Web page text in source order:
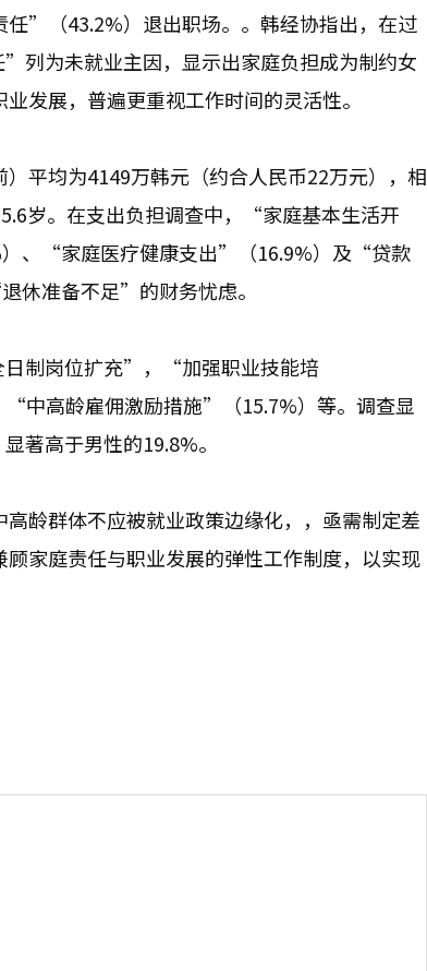
”（43.2%）退出职场。。韩经协指出，在过
列为未就业主因，显示出家庭负担成为制约女
发展，普遍更重视工作时间的灵活性。
平均为4149万韩元（约合人民币22万元），相
岁。在支出负担调查中，“家庭基本生活开
、“家庭医疗健康支出”（16.9%）及“贷款
休准备不足”的财务忧虑。
日制岗位扩充”，“加强职业技能培
中高龄雇佣激励措施”（15.7%）等。调查显
著高于男性的19.8%。
龄群体不应被就业政策边缘化，，亟需制定差
家庭责任与职业发展的弹性工作制度，以实现